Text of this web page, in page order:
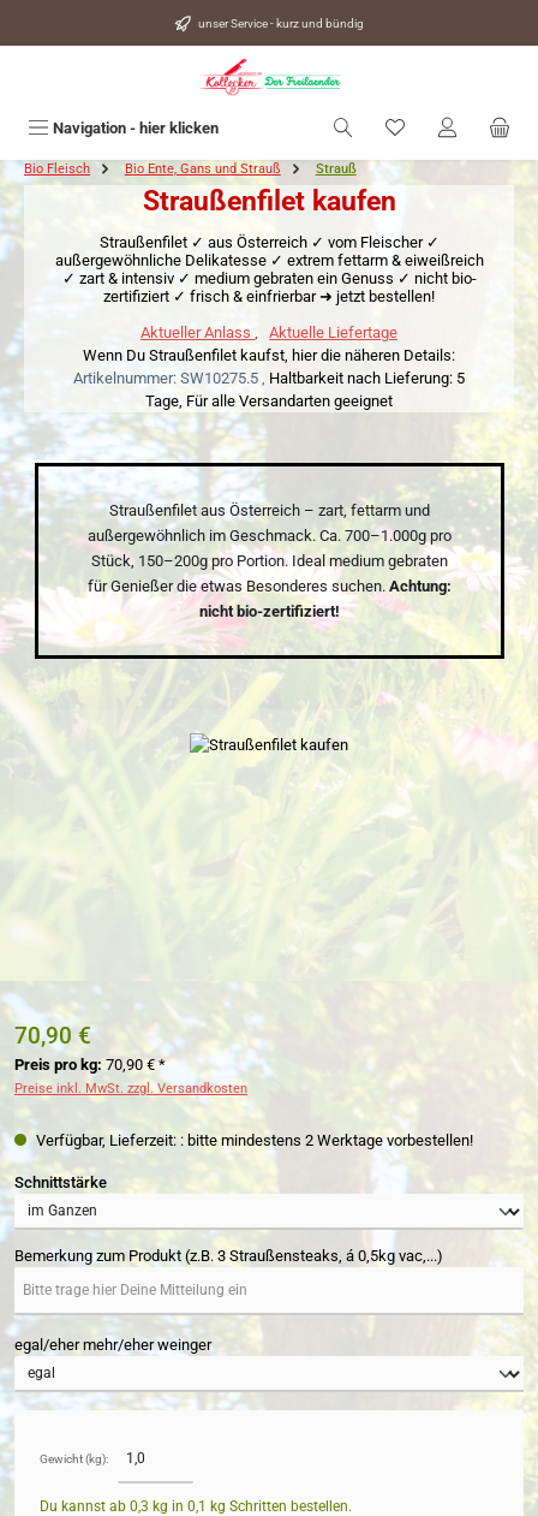
unser Service - kurz und bündig
Navigation - hier klicken Du hast 0
Bio Fleisch Bio Ente, Gans und Strauß Strauß
Straußenfilet kaufen
Straußenfilet ✓ aus Österreich ✓ vom Fleischer ✓
außergewöhnliche Delikatesse ✓ extrem fettarm & eiweißreich
✓ zart & intensiv ✓ medium gebraten ein Genuss ✓ nicht bio-
zertifiziert ✓ frisch & einfrierbar ➜ jetzt bestellen!
Aktueller Anlass
Aktuelle Liefertage
Wenn Du Straußenfilet kaufst, hier die näheren Details:
Artikelnummer: SW10275.5 , Haltbarkeit nach Lieferung: 5
Tage, Für alle Versandarten geeignet
Straußenfilet aus Österreich – zart, fettarm und
außergewöhnlich im Geschmack. Ca. 700–1.000g pro
Stück, 150–200g pro Portion. Ideal medium gebraten
für Genießer die etwas Besonderes suchen. Achtung:
nicht bio-zertifiziert!
70,90 €
Preis pro kg: 70,90 € *
Preise inkl. MwSt. zzgl. Versandkosten
Verfügbar, Lieferzeit: : bitte mindestens 2 Werktage vorbestellen!
Schnittstärkeauswählen
Bemerkung zum Produkt (z.B. 3 Straußensteaks, á 0,5kg vac,...)
egal/eher mehr/eher weinger
Gewicht (kg):
Du kannst ab 0,3 kg in 0,1 kg Schritten bestellen.